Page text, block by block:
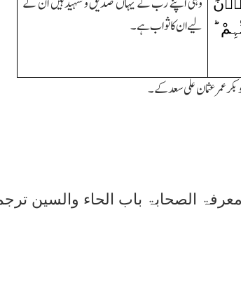
لیے ان کا ثواب ہے۔
عمر عثمان علی سعد کے۔
معرفۃ الصحابۃ باب الحاء والسین